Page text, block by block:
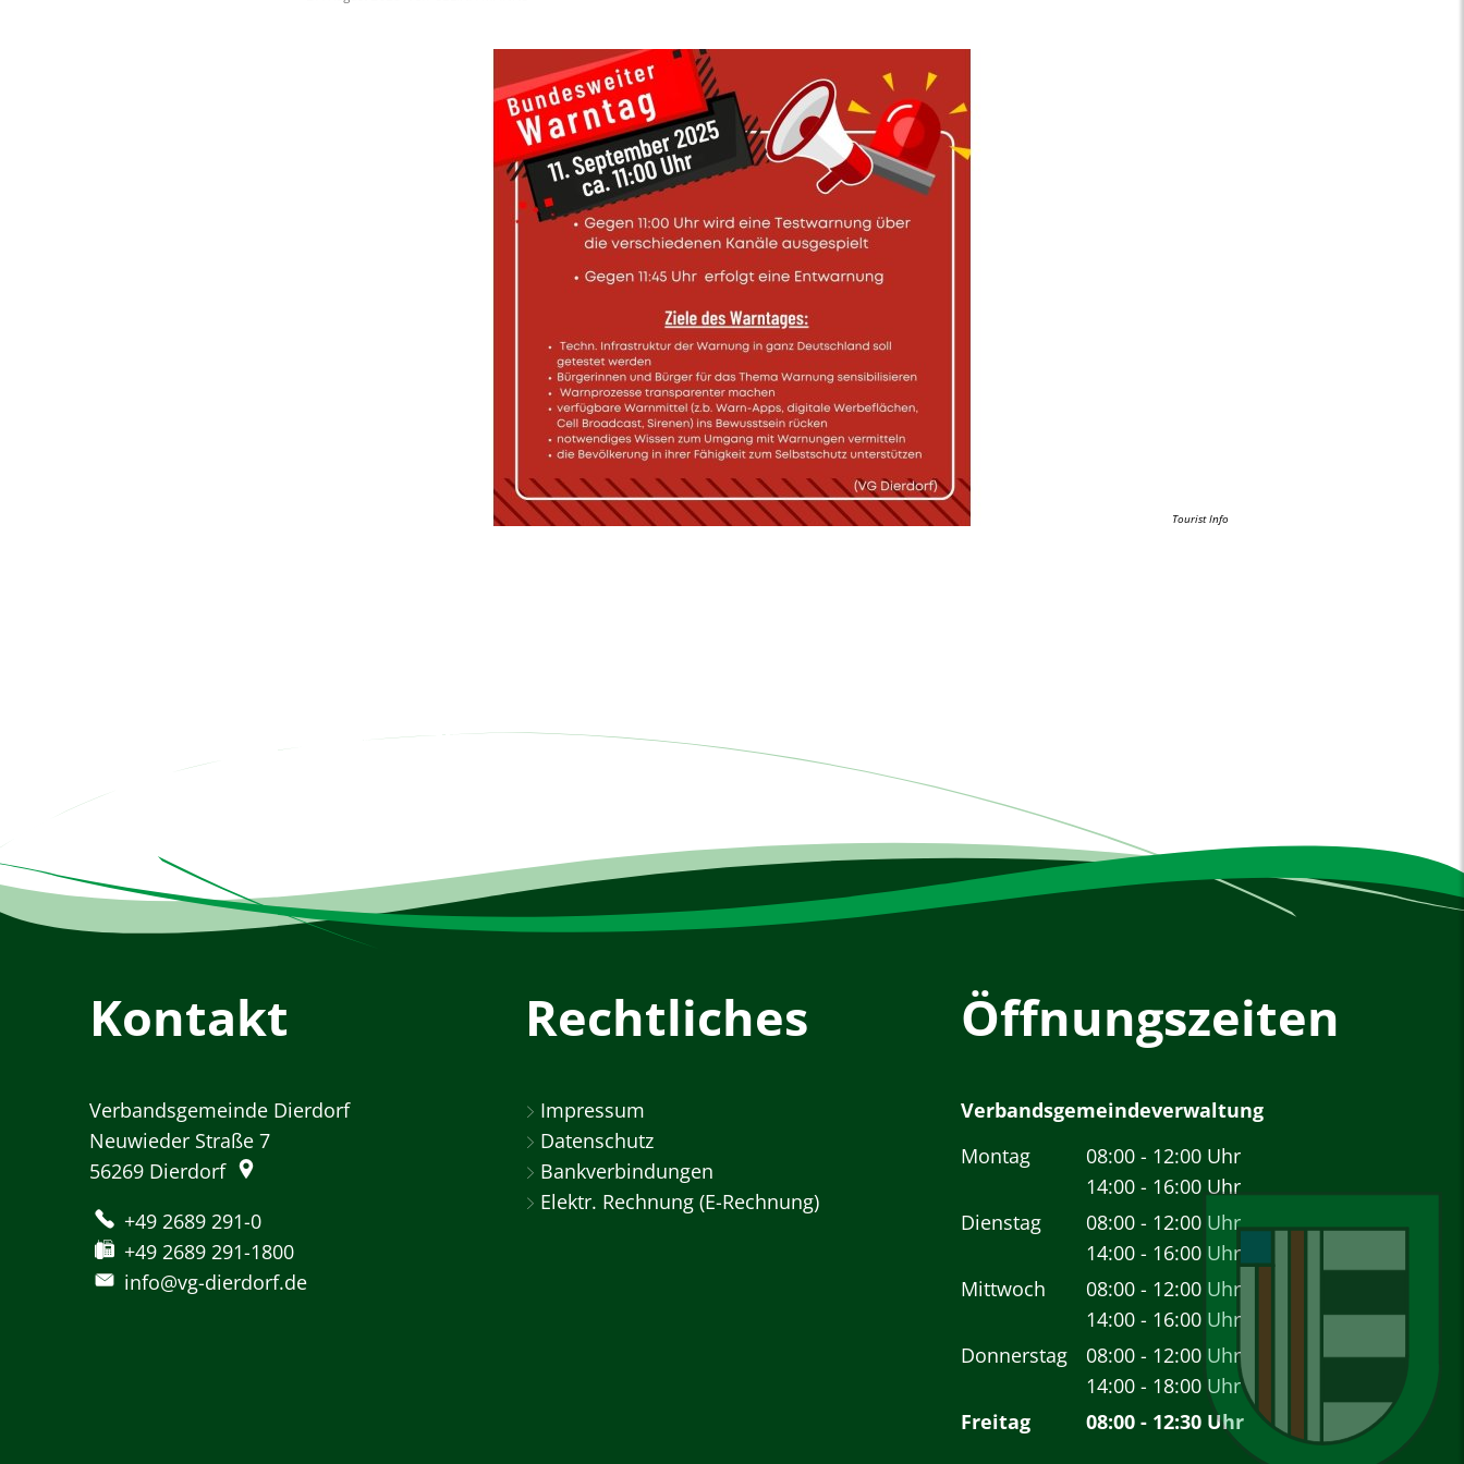
Tourist Info
Kontakt
Verbandsgemeinde Dierdorf
Neuwieder Straße 7
56269 Dierdorf
+49 2689 291-0
+49 2689 291-1800
info@vg-dierdorf.de
Rechtliches
Impressum
Datenschutz
Bankverbindungen
Elektr. Rechnung (E-Rechnung)
Öffnungszeiten
Verbandsgemeindeverwaltung
Montag
08:00 - 12:00 Uhr
Von 08:00 bis 12:00 Uhr
14:00 - 16:00 Uhr
Von 14:00 bis 16:00 Uhr
Dienstag 08:00 - 12:00 Uhr
Von 08:00 bis 12:00 Uhr
14:00 - 16:00 Uhr
Von 14:00 bis 16:00 Uhr
Mittwoch 08:00 - 12:00 Uhr
Von 08:00 bis 12:00 Uhr
14:00 - 16:00 Uhr
Von 14:00 bis 16:00 Uhr
Donnerstag 08:00 - 12:00 Uhr
Von 08:00 bis 12:00 Uhr
14:00 - 18:00 Uhr
Von 14:00 bis 18:00 Uhr
Freitag 08:00 - 12:30 Uhr
Von 08:00 bis 12:30 Uhr